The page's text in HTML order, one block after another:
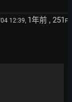
12:39, 1年前 , 251 F